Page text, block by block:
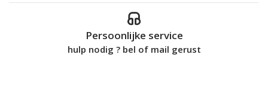
Persoonlijke service
hulp nodig ? bel of mail gerust